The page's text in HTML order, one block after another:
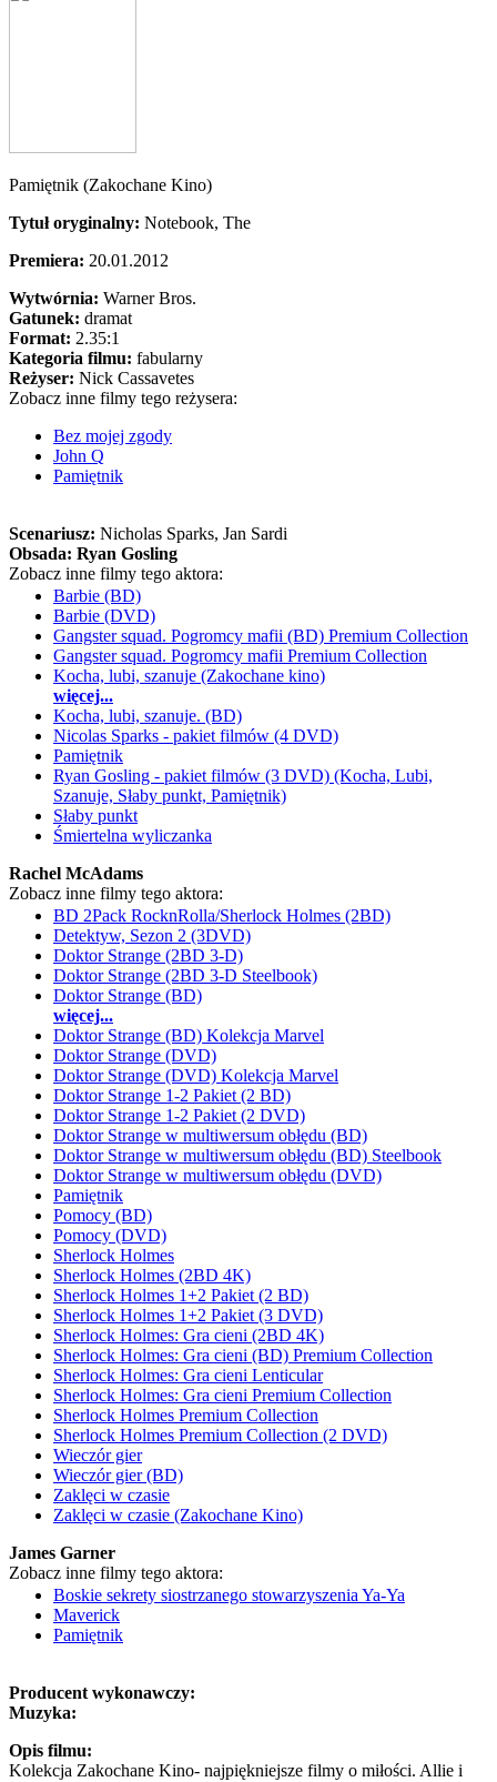
Pamiętnik (Zakochane Kino)
Tytuł oryginalny: Notebook, The
Premiera: 20.01.2012
Wytwórnia: Warner Bros.
Gatunek: dramat
Format: 2.35:1
Kategoria filmu: fabularny
Reżyser: Nick Cassavetes
Zobacz inne filmy tego reżysera:
Bez mojej zgody
John Q
Pamiętnik
Scenariusz: Nicholas Sparks, Jan Sardi
Obsada: Ryan Gosling
Zobacz inne filmy tego aktora:
Barbie (BD)
Barbie (DVD)
Gangster squad. Pogromcy mafii (BD) Premium Collection
Gangster squad. Pogromcy mafii Premium Collection
Kocha, lubi, szanuje (Zakochane kino)
więcej...
Kocha, lubi, szanuje. (BD)
Nicolas Sparks - pakiet filmów (4 DVD)
Pamiętnik
Ryan Gosling - pakiet filmów (3 DVD) (Kocha, Lubi,
Szanuje, Słaby punkt, Pamiętnik)
Słaby punkt
Śmiertelna wyliczanka
Rachel McAdams
Zobacz inne filmy tego aktora:
BD 2Pack RocknRolla/Sherlock Holmes (2BD)
Detektyw, Sezon 2 (3DVD)
Doktor Strange (2BD 3-D)
Doktor Strange (2BD 3-D Steelbook)
Doktor Strange (BD)
więcej...
Doktor Strange (BD) Kolekcja Marvel
Doktor Strange (DVD)
Doktor Strange (DVD) Kolekcja Marvel
Doktor Strange 1-2 Pakiet (2 BD)
Doktor Strange 1-2 Pakiet (2 DVD)
Doktor Strange w multiwersum obłędu (BD)
Doktor Strange w multiwersum obłędu (BD) Steelbook
Doktor Strange w multiwersum obłędu (DVD)
Pamiętnik
Pomocy (BD)
Pomocy (DVD)
Sherlock Holmes
Sherlock Holmes (2BD 4K)
Sherlock Holmes 1+2 Pakiet (2 BD)
Sherlock Holmes 1+2 Pakiet (3 DVD)
Sherlock Holmes: Gra cieni (2BD 4K)
Sherlock Holmes: Gra cieni (BD) Premium Collection
Sherlock Holmes: Gra cieni Lenticular
Sherlock Holmes: Gra cieni Premium Collection
Sherlock Holmes Premium Collection
Sherlock Holmes Premium Collection (2 DVD)
Wieczór gier
Wieczór gier (BD)
Zaklęci w czasie
Zaklęci w czasie (Zakochane Kino)
James Garner
Zobacz inne filmy tego aktora:
Boskie sekrety siostrzanego stowarzyszenia Ya-Ya
Maverick
Pamiętnik
Producent wykonawczy:
Muzyka:
Opis filmu:
Kolekcja Zakochane Kino- najpiękniejsze filmy o miłości. Allie i